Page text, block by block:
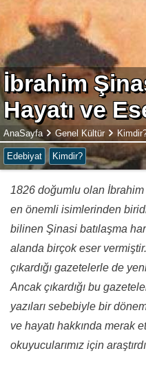
İbrahim
Hayatı ve
AnaSayfa Genel Kültür
Edebiyat Kimdir?
1826 doğumlu olan
en önemli isimlerinden
bilinen Şinasi batılaşma
alanda birçok eser vermiştir.
çıkardığı gazetelerle de
Ancak çıkardığı bu
yazıları sebebiyle bir
ve hayatı hakkında merak
okuyucularımız için